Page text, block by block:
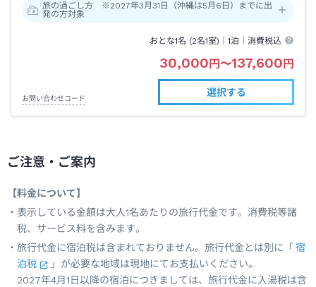
旅の過ごし方 ※2027年3月31日（沖縄は5月6日）までに出
発の方対象
おとな1名 (2名1室)｜1泊 ｜消費税込
30,000 円 〜137,600 円
お問い合わせコード
選択する
ご注意・ご案内
【料金について】
表示している金額は大人1名あたりの旅行代金です。消費税等諸
税、サービス料を含みます。
旅行代金に宿泊税は含まれておりません。旅行代金とは別に「 宿
泊税
」が必要な地域は現地にてお支払いください。
2027年4月1日以降の宿泊につきましては、旅行代金に入湯税は含